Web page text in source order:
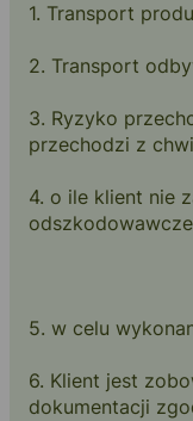
1. Transport
2. Transport
3. Ryzyko
przechodzi z
4. o ile klient nie
5. w celu
6. Klient jest
dokumentacji